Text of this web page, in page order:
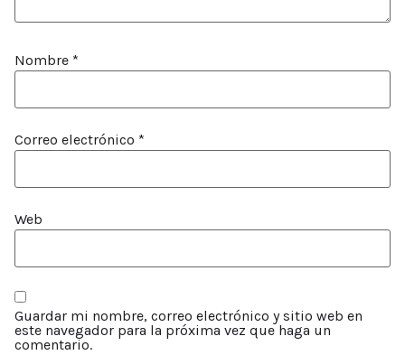
Nombre *
Correo electrónico *
Web
Guardar mi nombre, correo electrónico y sitio web en
este navegador para la próxima vez que haga un
comentario.